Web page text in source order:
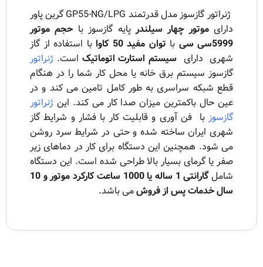
ژنراتور گازسوز مدل قدرتمند GP55-NG/LPG گرین پاور
دارایموتور چهار سیلندر پایه گازسوز با حجم موتور
5999سی سی
با توان مفید 50 کاوا
با استفاده از گاز
شهری دارای سیستم استارت اتوماتیک است. ژنراتور
گازسوز سیستم برق خانه یا محل کار شما را در هنگام
قطع شبکه سراسری به طور کامل تامین می کند و در
عین حال باکمترین میزان صدا کار می کند. این ژنراتور
گازسوز با فن آوری و قابلیت کار با فشار و شرایط گاز
شهری ایران ساخته شده و حتی در شرایط سرد روشن
می شود. همچنین این دستگاه برای کار در دماهای زیر
صفر یا گرمای بسیار بالا طراحی شده است. این دستگاه
شامل
گارانتی 1 ساله یا 1000 ساعت کارکرد موتور و 10
سال خدمات پس از فروشمی باشد.